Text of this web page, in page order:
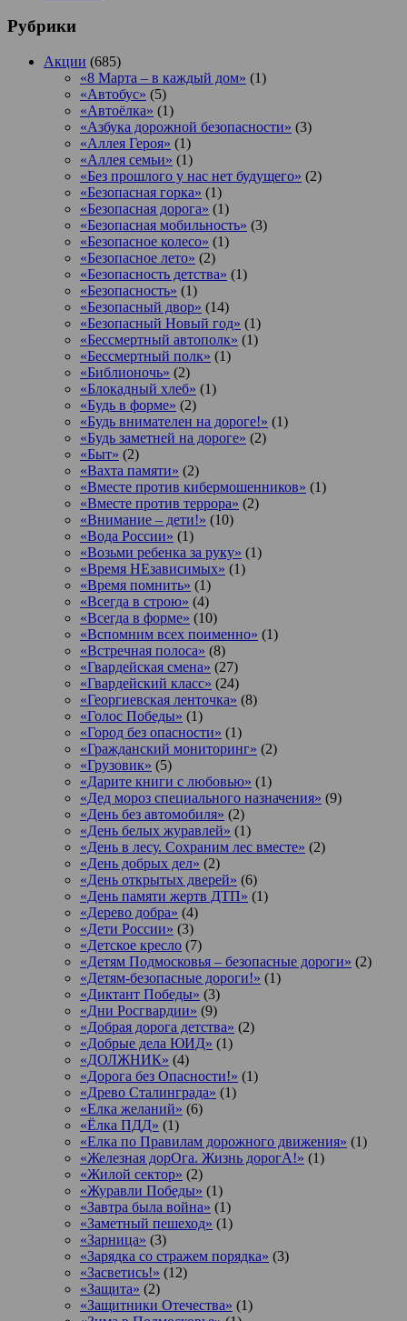
Рубрики
Акции (685)
«8 Марта – в каждый дом» (1)
«Автобус» (5)
«Автоёлка» (1)
«Азбука дорожной безопасности» (3)
«Аллея Героя» (1)
«Аллея семьи» (1)
«Без прошлого у нас нет будущего» (2)
«Безопасная горка» (1)
«Безопасная дорога» (1)
«Безопасная мобильность» (3)
«Безопасное колесо» (1)
«Безопасное лето» (2)
«Безопасность детства» (1)
«Безопасность» (1)
«Безопасный двор» (14)
«Безопасный Новый год» (1)
«Бессмертный автополк» (1)
«Бессмертный полк» (1)
«Библионочь» (2)
«Блокадный хлеб» (1)
«Будь в форме» (2)
«Будь внимателен на дороге!» (1)
«Будь заметней на дороге» (2)
«Быт» (2)
«Вахта памяти» (2)
«Вместе против кибермошенников» (1)
«Вместе против террора» (2)
«Внимание – дети!» (10)
«Вода России» (1)
«Возьми ребенка за руку» (1)
«Время НЕзависимых» (1)
«Время помнить» (1)
«Всегда в строю» (4)
«Всегда в форме» (10)
«Вспомним всех поименно» (1)
«Встречная полоса» (8)
«Гвардейская смена» (27)
«Гвардейский класс» (24)
«Георгиевская ленточка» (8)
«Голос Победы» (1)
«Город без опасности» (1)
«Гражданский мониторинг» (2)
«Грузовик» (5)
«Дарите книги с любовью» (1)
«Дед мороз специального назначения» (9)
«День без автомобиля» (2)
«День белых журавлей» (1)
«День в лесу. Сохраним лес вместе» (2)
«День добрых дел» (2)
«День открытых дверей» (6)
«День памяти жертв ДТП» (1)
«Дерево добра» (4)
«Дети России» (3)
«Детское кресло (7)
«Детям Подмосковья – безопасные дороги» (2)
«Детям-безопасные дороги!» (1)
«Диктант Победы» (3)
«Дни Росгвардии» (9)
«Добрая дорога детства» (2)
«Добрые дела ЮИД» (1)
«ДОЛЖНИК» (4)
«Дорога без Опасности!» (1)
«Древо Сталинграда» (1)
«Елка желаний» (6)
«Ёлка ПДД» (1)
«Елка по Правилам дорожного движения» (1)
«Железная дорОга. Жизнь дорогА!» (1)
«Жилой сектор» (2)
«Журавли Победы» (1)
«Завтра была война» (1)
«Заметный пешеход» (1)
«Зарница» (3)
«Зарядка со стражем порядка» (3)
«Засветись!» (12)
«Защита» (2)
«Защитники Отечества» (1)